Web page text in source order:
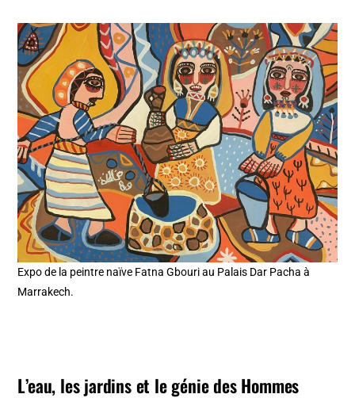
Expo de la peintre naïve Fatna Gbouri au Palais Dar Pacha à
Marrakech.
L’eau, les jardins et le génie des Hommes